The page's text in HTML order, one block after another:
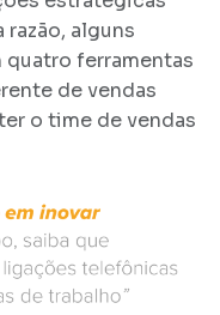
razão, alguns
quatro ferramentas
de vendas
o time de vendas